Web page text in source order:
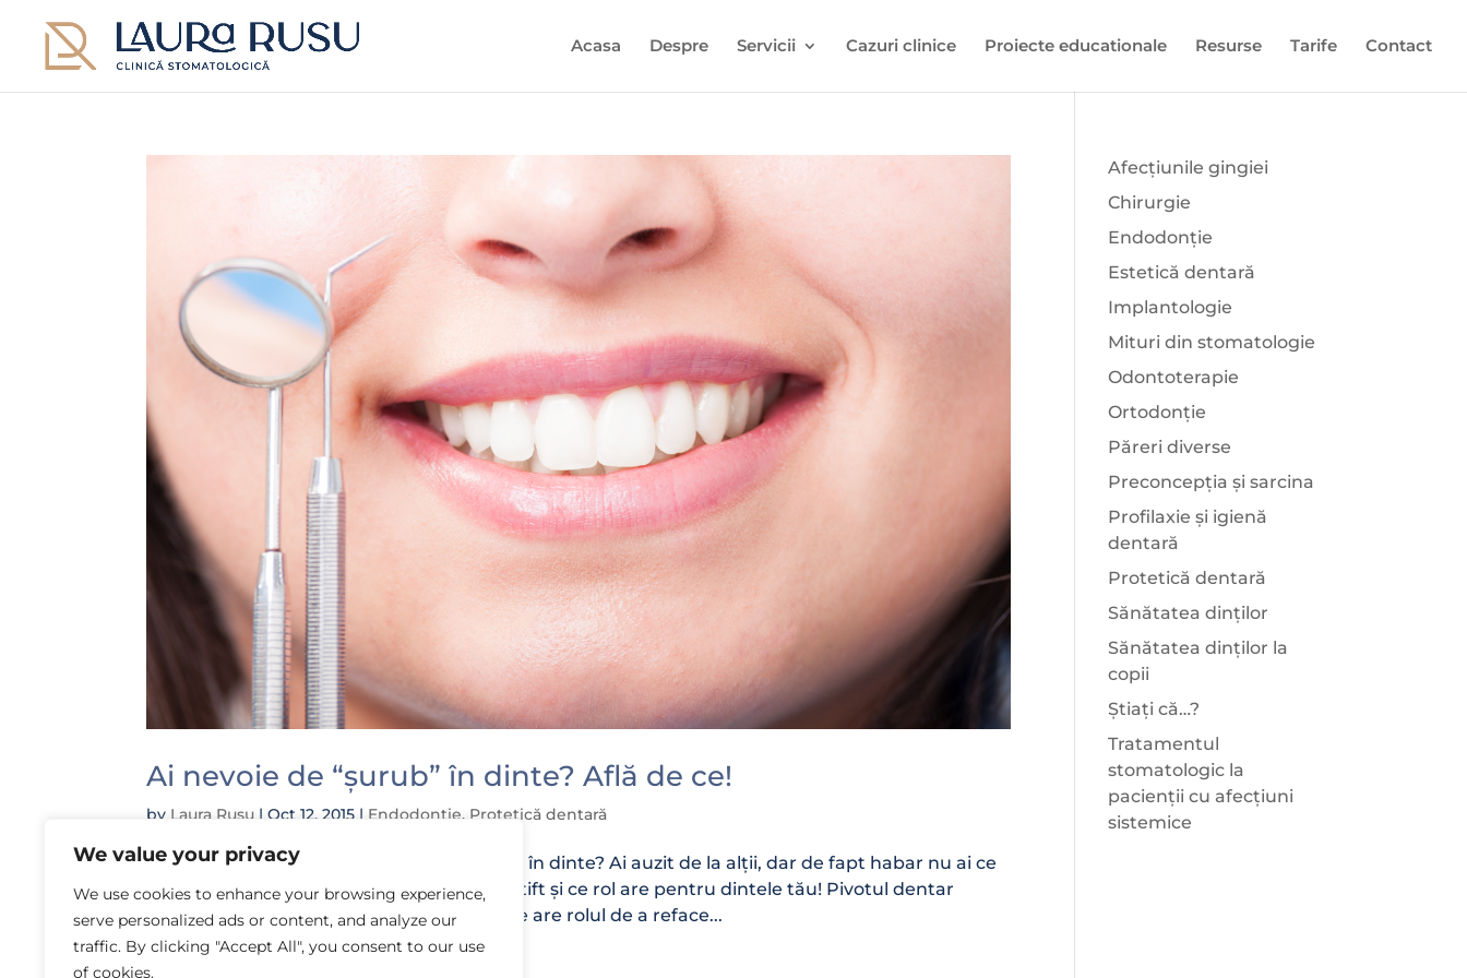
We value your privacy
We use cookies to enhance your browsing experience,
serve personalized ads or content, and analyze our
traffic. By clicking "Accept All", you consent to our use
of cookies.
Acasa Despre Servicii Cazuri clinice Proiecte educationale Resurse Tarife Contact
Ai nevoie de “șurub” în dinte? Află de ce!
by Laura Rusu |Oct 12, 2015 | Endodonție, Protetică dentară
Doctorul ți-a spus că ai nevoie de un șurub în dinte? Ai auzit de la alții, dar de fapt habar nu ai ce
înseamnă acest lucru? Află ce face acest știft și ce rol are pentru dintele tău! Pivotul dentar
(șurub, știft) este o construcție protetică ce are rolul de a reface...
Afecțiunile gingiei
Chirurgie
Endodonție
Estetică dentară
Implantologie
Mituri din stomatologie
Odontoterapie
Ortodonție
Păreri diverse
Preconcepția și sarcina
Profilaxie și igienă
dentară
Protetică dentară
Sănătatea dinților
Sănătatea dinților la
copii
Știați că…?
Tratamentul
stomatologic la
pacienții cu afecțiuni
sistemice